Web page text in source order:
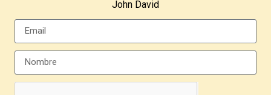
John David